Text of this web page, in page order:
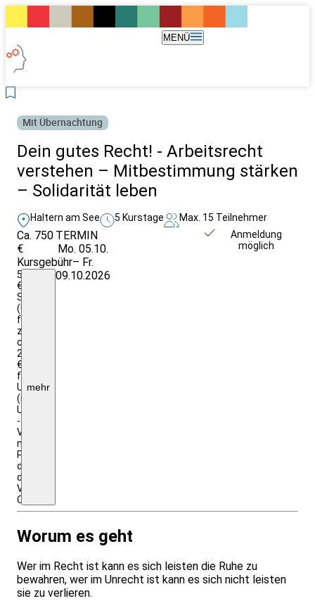
MENÜ
Mit Übernachtung
Dein gutes Recht! - Arbeitsrecht
verstehen – Mitbestimmung stärken
– Solidarität leben
Haltern am See 5 Kurstage Max. 15 Teilnehmer
Ca. 750
€
Kursgebühr
550,-
€
Seminarkostenpauschale
(USt-
frei)
zzgl.
ca.
200,-
€
für
Unterkunft/Verpflegung
(inkl.
USt)
-
Vorbehaltlich
möglicher
Preisanpassungen
durch
das
Veranstaltungshaus/den
Cateringservice
mehr
TERMIN
Mo. 05.10.
– Fr.
09.10.2026
Anmeldung
möglich
Worum es geht
Wer im Recht ist kann es sich leisten die Ruhe zu
bewahren, wer im Unrecht ist kann es sich nicht leisten
sie zu verlieren.